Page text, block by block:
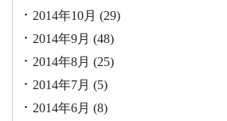
2014年10月 (29)
2014年9月 (48)
2014年8月 (25)
2014年7月 (5)
2014年6月 (8)